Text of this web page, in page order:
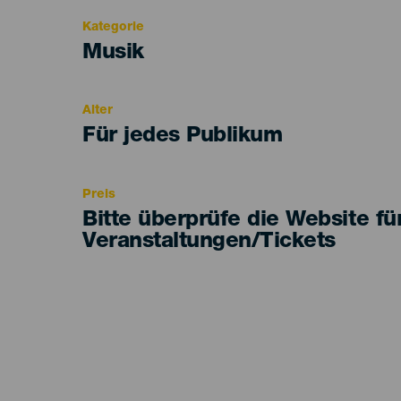
Kategorie
Categoría
Musik
Alter
Edad
Für jedes Publikum
Preis
Bitte überprüfe die Website
Veranstaltungen/Tickets